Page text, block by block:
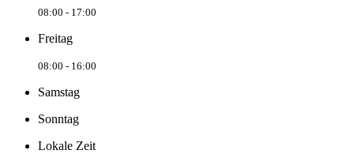
08:00 - 17:00
Freitag
08:00 - 16:00
Samstag
Sonntag
Lokale Zeit